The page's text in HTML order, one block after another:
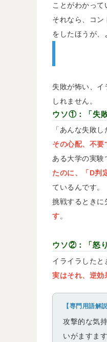
ことがわかって
それなら、コン
をしたほうが、
失敗が怖い、
しれません。
ウソ①：「失
「あんな失敗
その心配、不要
ある大学の実験
たのに、「D判
ているんです。
挑戦するときに
す。
ウソ②：「怒
イライラしたと
実はそれ、逆効
【専門用語解
攻撃的な気
いがますま